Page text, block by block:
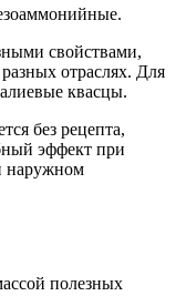
свойствами,
отраслях. Для
квасцы.
без рецепта,
эффект при
наружном
полезных